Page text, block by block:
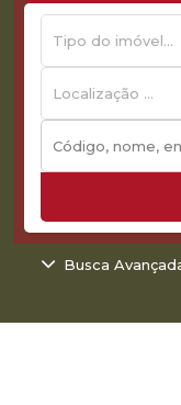
Tipo do imóvel...
Localização ...
Busca